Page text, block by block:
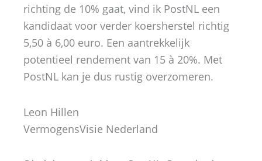
richting de 10% gaat, vind ik PostNL een
kandidaat voor verder koersherstel richtig
5,50 à 6,00 euro. Een aantrekkelijk
potentieel rendement van 15 à 20%. Met
PostNL kan je dus rustig overzomeren.
Leon Hillen
VermogensVisie Nederland